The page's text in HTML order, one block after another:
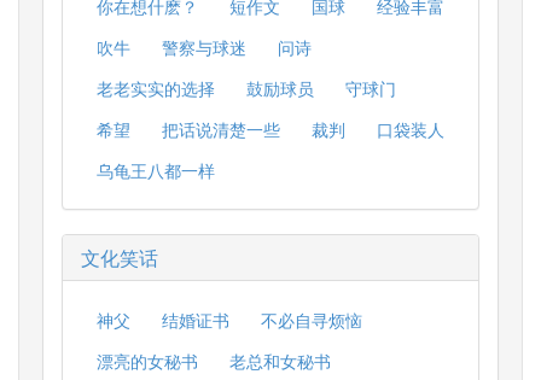
你在想什麽？ 短作文 国球
经验丰富
吹牛
警察与球迷
问诗
老老实实的选择
鼓励球员
守球门
希望
把话说清楚一些 裁判
口袋装人
乌龟王八都一样
文化笑话
神父 结婚证书
不必自寻烦恼
漂亮的女秘书
老总和女秘书